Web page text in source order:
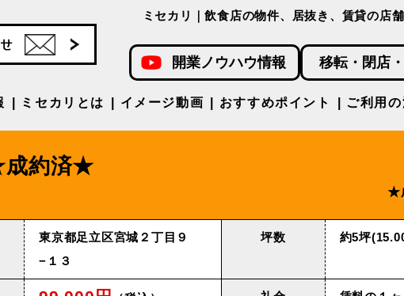
ミセカリ｜飲食店の物件、居抜き、賃貸の店
開業ノウハウ情報 移転・閉店
ミセカリとは イメージ動画 おすすめポイント ご利用の
約済★
★
東京都足立区宮城２丁目９
−１３
坪数 約5坪